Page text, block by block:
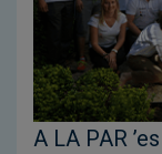
A LA PAR